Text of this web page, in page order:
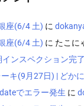
座(6/4 土) に
座(6/4 土) に たこに
インスペクション完
キ(9月27日) | どか
でエラー発生 に